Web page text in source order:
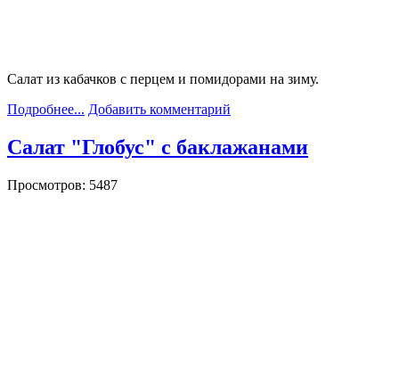
Салат из кабачков с перцем и помидорами на зиму.
Подробнее... Добавить комментарий
Салат "Глобус" с баклажанами
Просмотров: 5487